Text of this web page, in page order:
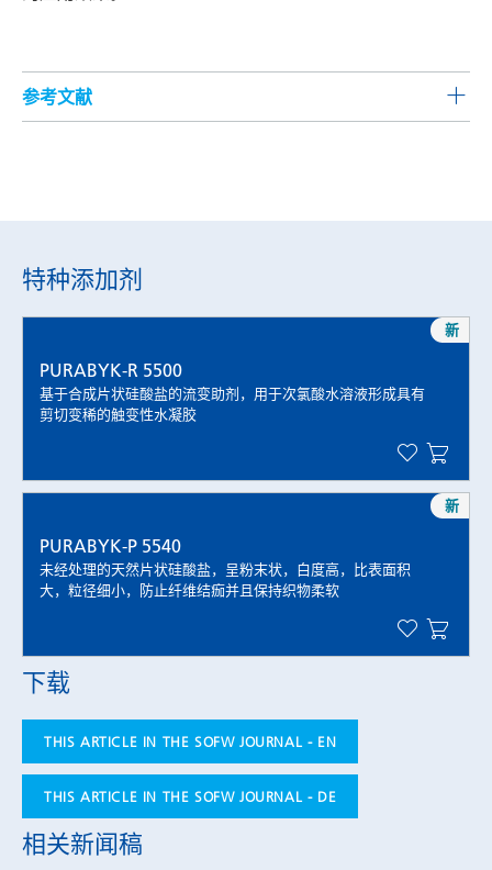
参考文献
[2]https://klinegroup.com/six-cleaning-trends-turbocharged-
on 14.09.2022.
Produktgruppe Desinfektion und Sanitizers zwischen den
[4] Margie Recalde, Hypochlorous acid: harnessing nature´s
germ killer, Optometry Times; December 2019.
regulator of neutrophil oxidant production, Redox Report,
1997; 3(1); 3-15.
, retrieved on
14.09.2022.
[7] Clare L. Hawkins, Michael J. Davies, Hypochlorite-
induced damage to DNA, RNA, and polynucleotides:
formation of chloramines and nitrogen-centered radicals,
[8] WHO Interim guidance, Cleaning and disinfection of
environmental surfaces in the context of COVID-19, 2020;
1-8.
[9] G. Lagaly, Anorganische System-
Tonmineraldispersionen, Fließverhalten von Stoffen und
Stoffgemischen, 1986, Hüthig & Wepf Verlag, 147-167.
[10]https://www.mri.psu.edu/materials-characterization-
lab/characterization-techniques/transmission-electron-
特种添加剂
PURABYK-R 5500
基于合成片状硅酸盐的流变助剂，用于次氯酸水溶液形成具有
剪切变稀的触变性水凝胶
新
PURABYK-P 5540
未经处理的天然片状硅酸盐，呈粉末状，白度高，比表面积
大，粒径细小，防止纤维结痂并且保持织物柔软
新
下载
THIS ARTICLE IN THE SOFW JOURNAL - EN
THIS ARTICLE IN THE SOFW JOURNAL - DE
相关新闻稿